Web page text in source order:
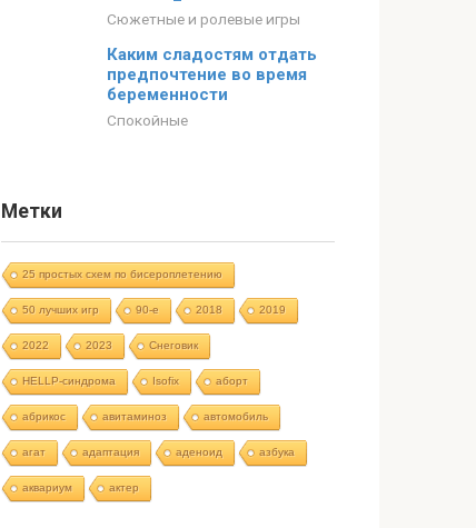
Сюжетные и ролевые игры
Каким сладостям отдать
предпочтение во время
беременности
Спокойные
Метки
25 простых схем по бисероплетению
50 лучших игр 90-е 2018 2019
2022 2023 Cнеговик
HELLP-синдрома Isofix аборт
абрикос авитаминоз автомобиль
агат адаптация аденоид азбука
аквариум актер